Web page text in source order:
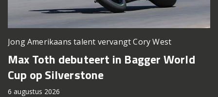
Jong Amerikaans talent vervangt Cory West
Max Toth debuteert in Bagger World
Cup op Silverstone
6 augustus 2026